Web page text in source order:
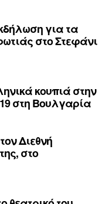
για τα
στο Στεφάνι
κουπιά στην
στη Βουλγαρία
Διεθνή
στο